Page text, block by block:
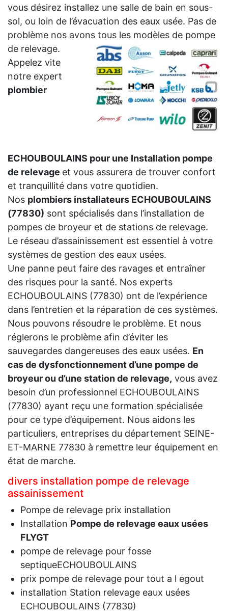
vous désirez installez une salle de bain en sous-
sol, ou loin de l’évacuation des eaux usée. Pas de
problème nos avons tous les modèles de pompe
de relevage.
Appelez vite
notre expert
plombier
ECHOUBOULAINS pour une Installation pompe
de relevage et vous assurera de trouver confort
et tranquillité dans votre quotidien.
Nos plombiers installateurs ECHOUBOULAINS
(77830) sont spécialisés dans l’installation de
pompes de broyeur et de stations de relevage.
Le réseau d’assainissement est essentiel à votre
systèmes de gestion des eaux usées.
Une panne peut faire des ravages et entraîner
des risques pour la santé. Nos experts
ECHOUBOULAINS (77830) ont de l’expérience
dans l’entretien et la réparation de ces systèmes.
Nous pouvons résoudre le problème. Et nous
réglerons le problème afin d’éviter les
sauvegardes dangereuses des eaux usées. En
cas de dysfonctionnement d’une pompe de
broyeur ou d’une station de relevage, vous avez
besoin d’un professionnel ECHOUBOULAINS
(77830) ayant reçu une formation spécialisée
pour ce type d’équipement. Nous aidons les
particuliers, entreprises du département SEINE-
ET-MARNE 77830 à remettre leur équipement en
état de marche.
divers installation pompe de relevage
assainissement
Pompe de relevage prix installation
Installation Pompe de relevage eaux usées
FLYGT
pompe de relevage pour fosse
septiqueECHOUBOULAINS
prix pompe de relevage pour tout a l egout
installation Station relevage eaux usées
ECHOUBOULAINS (77830)